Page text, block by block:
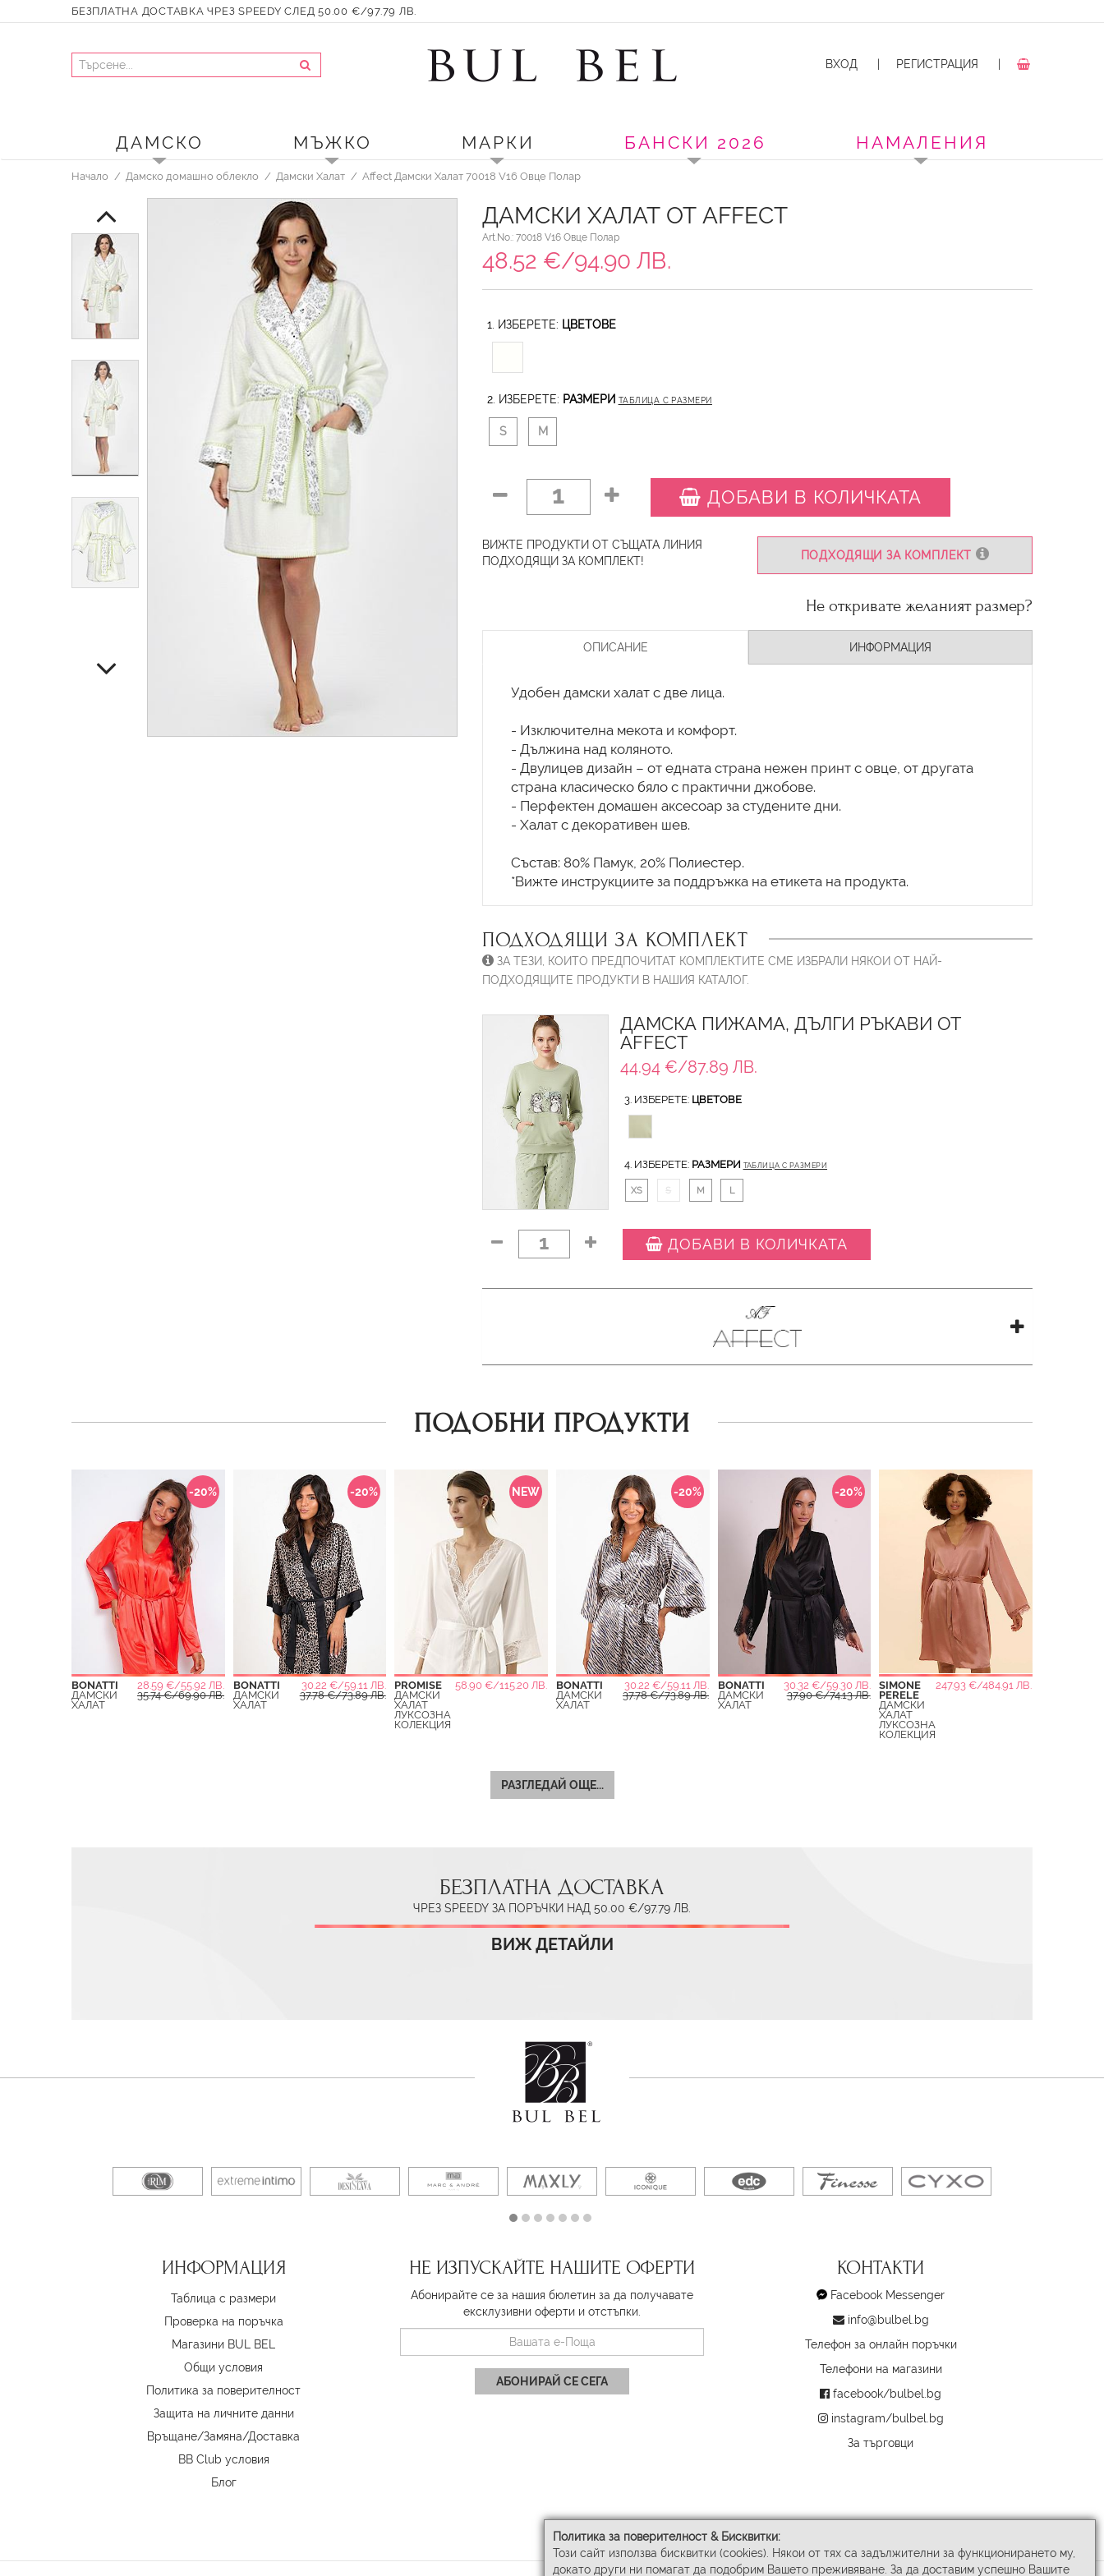
Политика за поверителност & Бисквитки:
Този сайт използва бисквитки (cookies). Някои от тях са задължителни за функционирането му,
докато други ни помагат да подобрим Вашето преживяване. За да доставим успешно Вашите
БЕЗПЛАТНА ДОСТАВКА ЧРЕЗ SPEEDY СЛЕД 50.00 €/97.79 ЛВ.
ВХОД РЕГИСТРАЦИЯ
ДАМСКО МЪЖКО МАРКИ БАНСКИ 2026 НАМАЛЕНИЯ
Начало Дамско домашно облекло Дамски Халат Affect Дамски Халат 70018 V16 Овце Полар
ДАМСКИ ХАЛАТ ОТ AFFECT
Art.No.: 70018 V16 Овце Полар
48.52 €/94.90 ЛВ.
1. ИЗБЕРЕТЕ: ЦВЕТОВЕ
2. ИЗБЕРЕТЕ: РАЗМЕРИ ТАБЛИЦА С РАЗМЕРИ
S M
1 ДОБАВИ В КОЛИЧКАТА
ПОДХОДЯЩИ ЗА КОМПЛЕКТ
ВИЖТЕ ПРОДУКТИ ОТ СЪЩАТА ЛИНИЯ
ПОДХОДЯЩИ ЗА КОМПЛЕКТ!
Не откривате желаният размер?
ОПИСАНИЕ ИНФОРМАЦИЯ
Удобен дамски халат с две лица.
- Изключителна мекота и комфорт.
- Дължина над коляното.
- Двулицев дизайн – от едната страна нежен принт с овце, от другата
страна класическо бяло с практични джобове.
- Перфектен домашен аксесоар за студените дни.
- Халат с декоративен шев.
Състав: 80% Памук, 20% Полиестер.
*Вижте инструкциите за поддръжка на етикета на продукта.
ПОДХОДЯЩИ ЗА КОМПЛЕКТ
ЗА ТЕЗИ, КОИТО ПРЕДПОЧИТАТ КОМПЛЕКТИТЕ СМЕ ИЗБРАЛИ НЯКОИ ОТ НАЙ-
ПОДХОДЯЩИТЕ ПРОДУКТИ В НАШИЯ КАТАЛОГ.
ДАМСКА ПИЖАМА, ДЪЛГИ РЪКАВИ ОТ
AFFECT
44.94 €/87.89 ЛВ.
3. ИЗБЕРЕТЕ: ЦВЕТОВЕ
4. ИЗБЕРЕТЕ: РАЗМЕРИ ТАБЛИЦА С РАЗМЕРИ
XS S M L
1 ДОБАВИ В КОЛИЧКАТА
ПОДОБНИ ПРОДУКТИ
-20%
BONATTI
28.59 €/55.92 ЛВ.
ДАМСКИ
ХАЛАТ
35.74 €/69.90 ЛВ.
-20%
BONATTI
30.22 €/59.11 ЛВ.
ДАМСКИ
ХАЛАТ
37.78 €/73.89 ЛВ.
NEW
PROMISE
58.90 €/115.20 ЛВ.
ДАМСКИ
ХАЛАТ
ЛУКСОЗНА
КОЛЕКЦИЯ
-20%
BONATTI
30.22 €/59.11 ЛВ.
ДАМСКИ
ХАЛАТ
37.78 €/73.89 ЛВ.
-20%
BONATTI
30.32 €/59.30 ЛВ.
ДАМСКИ
ХАЛАТ
37.90 €/74.13 ЛВ.
SIMONE
PERELE
247.93 €/484.91 ЛВ.
ДАМСКИ
ХАЛАТ
ЛУКСОЗНА
КОЛЕКЦИЯ
РАЗГЛЕДАЙ ОЩЕ...
БЕЗПЛАТНА ДОСТАВКА
ЧРЕЗ SPEEDY ЗА ПОРЪЧКИ НАД 50.00 €/97.79 ЛВ.
ВИЖ ДЕТАЙЛИ
ИНФОРМАЦИЯ
Таблица с размери
Проверка на поръчка
Магазини BUL BEL
Oбщи условия
Политика за поверителност
Защита на личните данни
Връщане/Замяна/Доставка
BB Club условия
Блог
НЕ ИЗПУСКАЙТЕ НАШИТЕ ОФЕРТИ
Абонирайте се за нашия бюлетин за да получавате
ексклузивни оферти и отстъпки.
АБОНИРАЙ СЕ СЕГА
КОНТАКТИ
Facebook Messenger
info@bulbel.bg
Телефон за онлайн поръчки
Телефони на магазини
facebook/bulbel.bg
instagram/bulbel.bg
За търговци